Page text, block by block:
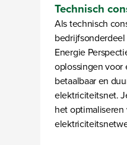
Technisch
Als technisch
bedrijfsonderdeel
Energie
oplossingen voor
betaalbaar en
elektriciteitsnet.
het optimaliseren